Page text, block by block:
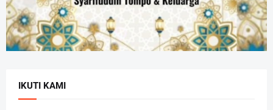
IKUTI KAMI